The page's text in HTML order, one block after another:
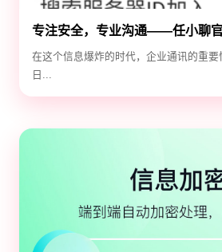
专注安全，专业沟通——任小聊
全守护神
在这个信息爆炸的时代，企业通讯的重
日...